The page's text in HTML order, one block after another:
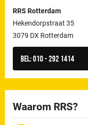
RRS Rotterdam
Hekendorpstraat 35
3079 DX Rotterdam
Bel:010 - 292 1414
Waarom RRS?